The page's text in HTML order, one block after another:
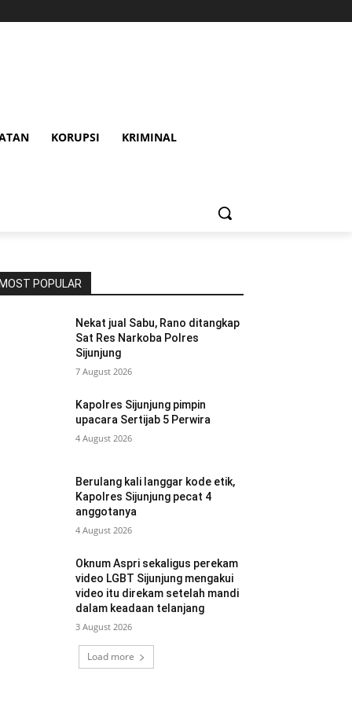
KORUPSI KRIMINAL
MOST POPULAR
Nekat jual Sabu, Rano ditangkap
Sat Res Narkoba Polres
Sijunjung
7 August 2026
Kapolres Sijunjung pimpin
upacara Sertijab 5 Perwira
4 August 2026
Berulang kali langgar kode etik,
Kapolres Sijunjung pecat 4
anggotanya
4 August 2026
Oknum Aspri sekaligus perekam
video LGBT Sijunjung mengakui
video itu direkam setelah mandi
dalam keadaan telanjang
3 August 2026
Load more